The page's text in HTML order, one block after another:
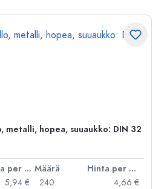
metalli, hopea, suuaukko: DIN 32
Hinta per kpl Määrä
Hinta per kpl
5,94 €
240
4,66 €